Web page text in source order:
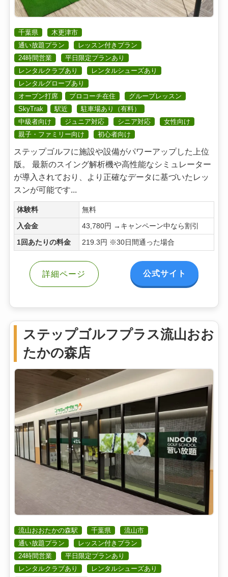
千葉県
木更津市
通い放題プラン
レッスン付きプラン
24時間営業
平日限定プランあり
レンタルクラブあり
レンタルシューズあり
レンタルグローブあり
オープン打席
プロコーチ在住
グループレッスン
SkyTrak
駅近
駐車場あり（有料）
中級者向け
ジュニア対応 シニア対応
女性向け
親子・ファミリー向け
初心者向け
ステップゴルフに施設や設備がパワーアップした上位
版。 最新のスイング解析機や高性能なシミュレーター
が導入されており、より正確なデータに基づいたレッ
スンが可能です...
体験料 無料
入会金 43,780円 →キャンペーン中なら割引
1回あたりの料金 219.3円 ※30日間通った場合
詳細ページ 公式サイト
ステップゴルフプラス流山おお
たかの森店
流山おおたかの森駅 千葉県
流山市
通い放題プラン
レッスン付きプラン
24時間営業
平日限定プランあり
レンタルクラブあり
レンタルシューズあり